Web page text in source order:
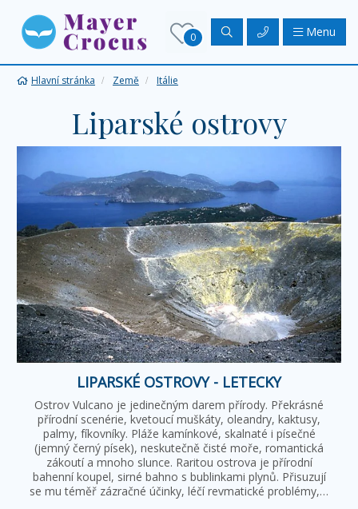
0 Menu
Hlavní stránka Země Itálie
Liparské ostrovy
LIPARSKÉ OSTROVY - LETECKY
Ostrov Vulcano je jedinečným darem přírody. Překrásné
přírodní scenérie, kvetoucí muškáty, oleandry, kaktusy,
palmy, fíkovníky. Pláže kamínkové, skalnaté i písečné
(jemný černý písek), neskutečně čisté moře, romantická
zákoutí a mnoho slunce. Raritou ostrova je přírodní
bahenní koupel, sirné bahno s bublinkami plynů. Přisuzují
se mu téměř zázračné účinky, léčí revmatické problémy,…